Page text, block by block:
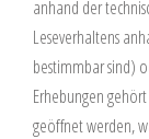
anhand der
Leseverhaltens
bestimmbar sind)
Erhebungen
geöffnet werden,